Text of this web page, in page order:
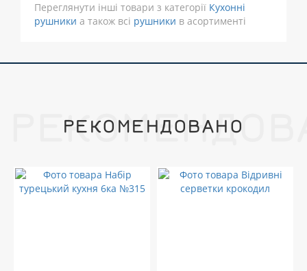
Переглянути інші товари з категорії Кухонні
рушники а також всі рушники в асортименті
РЕКОМЕНДОВАНО